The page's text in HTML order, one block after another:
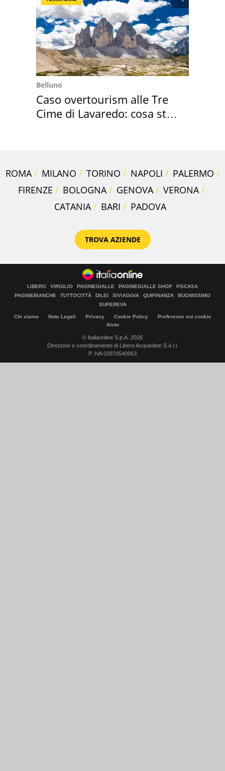
Belluno
Caso overtourism alle Tre
Cime di Lavaredo: cosa sta
ROMA MILANO TORINO NAPOLI
PALERMO
FIRENZE
BOLOGNA GENOVA
VERONA
CATANIA
BARI PADOVA
TROVA AZIENDE
LIBERO VIRGILIO PAGINEGIALLE PAGINEGIALLE SHOP
PGCASA
PAGINEBIANCHE
TUTTOCITTÀ DILEI SIVIAGGIA QUIFINANZA
BUONISSIMO
SUPEREVA
Chi siamo Note Legali Privacy Cookie Policy
Preferenze sui cookie
Aiuto
© Italiaonline S.p.A. 2026
Direzione e coordinamento di Libero Acquisition S.á r.l.
P. IVA 03970540963